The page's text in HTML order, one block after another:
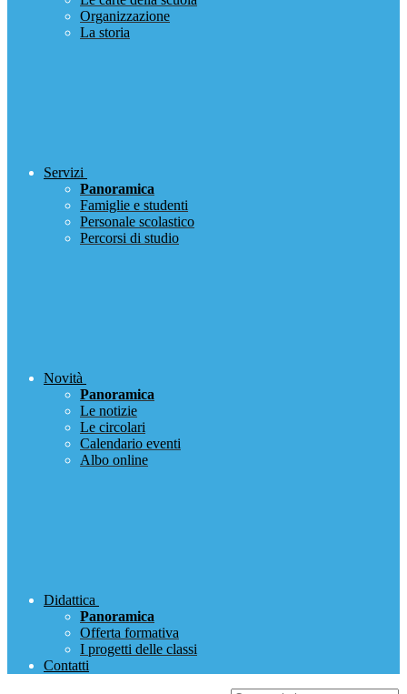
Organizzazione
La storia
Servizi
Panoramica
Famiglie e studenti
Personale scolastico
Percorsi di studio
Novità
Panoramica
Le notizie
Le circolari
Calendario eventi
Albo online
Didattica
Panoramica
Offerta formativa
I progetti delle classi
Contatti